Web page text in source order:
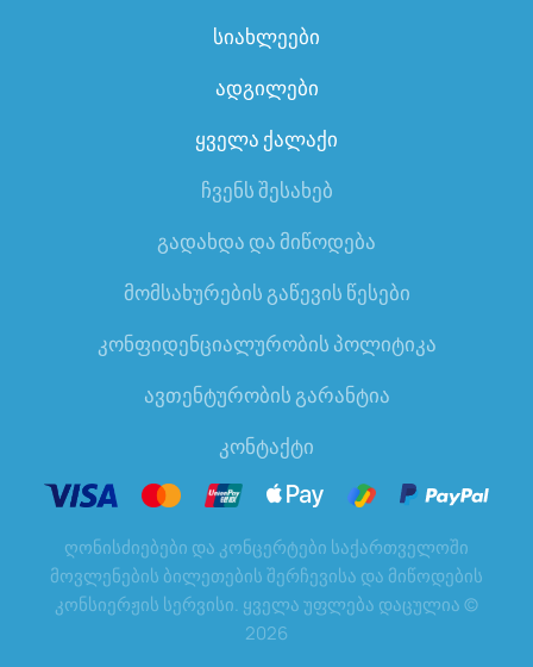
სიახლეები
ადგილები
ყველა ქალაქი
ჩვენს შესახებ
გადახდა და მიწოდება
მომსახურების გაწევის წესები
კონფიდენციალურობის პოლიტიკა
ავთენტურობის გარანტია
კონტაქტი
ღონისძიებები და კონცერტები საქართველოში
მოვლენების ბილეთების შერჩევისა და მიწოდების
კონსიერჟის სერვისი. ყველა უფლება დაცულია©
2026